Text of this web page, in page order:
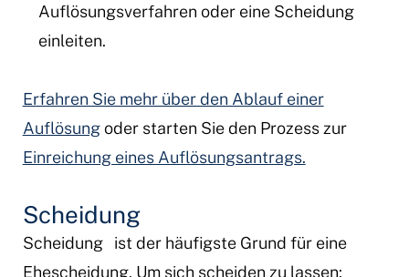
Auflösungsverfahren oder eine Scheidung
einleiten.
Erfahren Sie mehr über den Ablauf einer
Auflösungoder starten Sie den Prozess zur
Einreichung eines Auflösungsantrags.
Scheidung
Scheidung
ist der häufigste Grund für eine
Ehescheidung. Um sich scheiden zu lassen: